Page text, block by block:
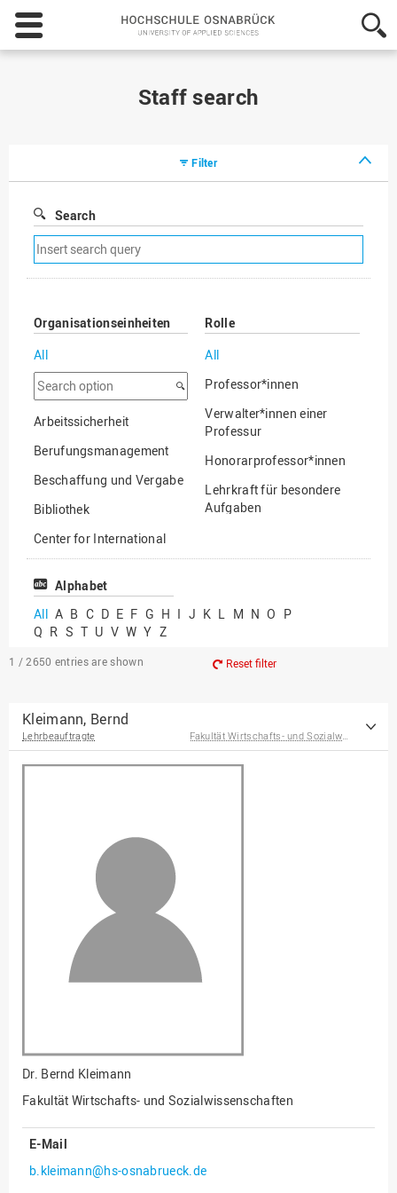
Hochschule
Osnabrück
-
Staff search
Filter
Search
Remove
search
filter
Organisationseinheiten
All
Search
option
Arbeitssicherheit
Berufungsmanagement
Beschaffung und Vergabe
Bibliothek
Center for International
Mobility
Center for International
Chancengerechtigkeit
eLearning Competence
EU-Büro
Fakultät
Agrarwissenschaften und
und Informatik
Fakultät Management,
Kultur und Technik
Fakultät Wirtschafts- und
Sozialwissenschaften
Finanzen
Gesellschaftliches
Hochschulleitung
Hochschulplanung/-
Rolle
All
Professor*innen
Verwalter*innen einer
Professur
Honorarprofessor*innen
Lehrkraft für besondere
Aufgaben
Professor*innen im
Alphabet
All A B C D E F G H I J K L M N O P
Q R S T U V W Y Z
1 / 2650 entries are shown Reset filter
Kleimann, Bernd
Lehrbeauftragte
Dr. Bernd Kleimann
Fakultät Wirtschafts- und Sozialwissenschaften
E-Mail
b.kleimann@hs-osnabrueck.de